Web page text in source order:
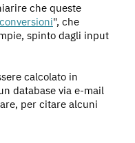
che queste
conversioni", che
spinto dagli input
calcolato in
database via e-mail
per citare alcuni